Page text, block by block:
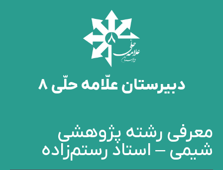
دبیرستان علّامه حلّی 8
معرفی رشته پژوهشی
شیمی – استاد رستم‌زاده